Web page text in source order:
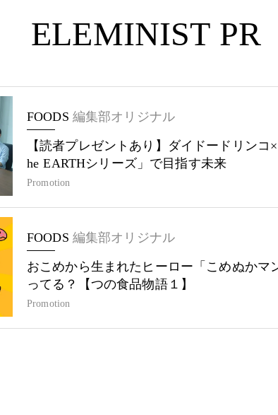
ELEMINIST PR
FOODS 編集部オリジナル
【読者プレゼントあり】ダイドードリン
he EARTHシリーズ」で目指す未来
Promotion
FOODS 編集部オリジナル
おこめから生まれたヒーロー「こめぬかマ
ってる？【つの食品物語１】
Promotion